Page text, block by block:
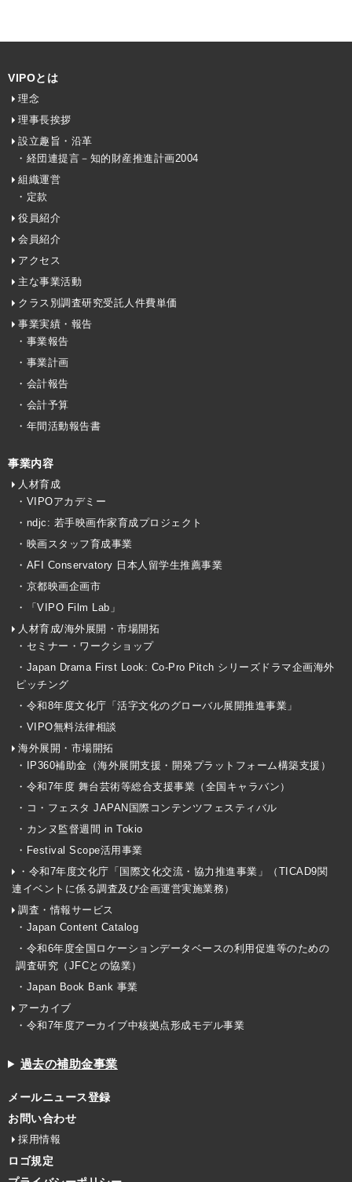
VIPOとは
理念
理事長挨拶
設立趣旨・沿革
・経団連提言－知的財産推進計画2004
組織運営
・定款
役員紹介
会員紹介
アクセス
主な事業活動
クラス別調査研究受託人件費単価
事業実績・報告
・事業報告
・事業計画
・会計報告
・会計予算
・年間活動報告書
事業内容
人材育成
・VIPOアカデミー
・ndjc: 若手映画作家育成プロジェクト
・映画スタッフ育成事業
・AFI Conservatory 日本人留学生推薦事業
・京都映画企画市
・「VIPO Film Lab」
人材育成/海外展開・市場開拓
・セミナー・ワークショップ
・Japan Drama First Look: Co-Pro Pitch シリーズドラマ企画海外
ピッチング
・令和8年度文化庁「活字文化のグローバル展開推進事業」
・VIPO無料法律相談
海外展開・市場開拓
・IP360補助金（海外展開支援・開発プラットフォーム構築支援）
・令和7年度 舞台芸術等総合支援事業（全国キャラバン）
・コ・フェスタ JAPAN国際コンテンツフェスティバル
・カンヌ監督週間 in Tokio
・Festival Scope活用事業
・令和7年度文化庁「国際文化交流・協力推進事業」（TICAD9関
連イベントに係る調査及び企画運営実施業務）
調査・情報サービス
・Japan Content Catalog
・令和6年度全国ロケーションデータベースの利用促進等のための
調査研究（JFCとの協業）
・Japan Book Bank 事業
アーカイブ
・令和7年度アーカイブ中核拠点形成モデル事業
過去の補助金事業
メールニュース登録
お問い合わせ
採用情報
ロゴ規定